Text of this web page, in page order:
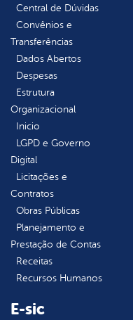
Central de Dúvidas
Convênios e
Transferências
Dados Abertos
Despesas
Estrutura
Organizacional
Inicio
LGPD e Governo
Digital
Licitações e
Contratos
Obras Públicas
Planejamento e
Prestação de Contas
Receitas
Recursos Humanos
E-sic